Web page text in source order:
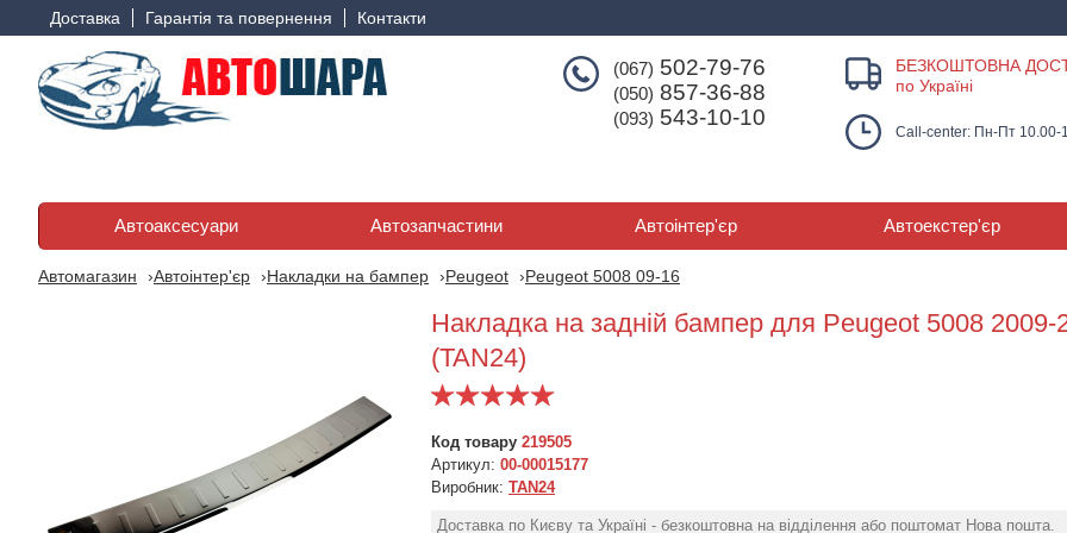
Доставка Гарантія та повернення Контакти
(067) 502-79-76
(050) 857-36-88
(093) 543-10-10
БЕЗКОШТОВНА
по Україні
Call-center: Пн-Пт 10.00-
Автоаксесуари Автозапчастини Автоінтер'єр Автоекстер'єр
Автомагазин Автоінтер'єр Накладки на бампер Peugeot Peugeot 5008 09-16
Накладка на задній бампер для Peugeot 5008
(TAN24)
Код товару 219505
Артикул: 00-00015177
Виробник: TAN24
Доставка по Києву та Україні - безкоштовна на відділення або поштомат Нова пошта.
Накладка на задній
бампер для Peugeot
Накладка на задній
бампер для Peugeot
Накладки на бампер
Peugeot 5008 I 2009-
бампер для